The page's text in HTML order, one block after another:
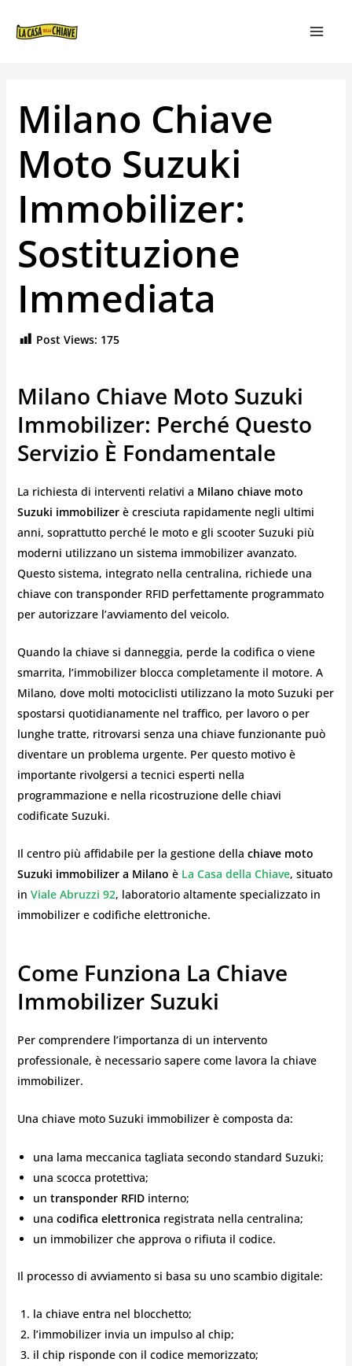
Milano Chiave
Moto Suzuki
Immobilizer:
Sostituzione
Immediata
Post Views: 175
Milano Chiave Moto Suzuki
Immobilizer: Perché Questo
Servizio È Fondamentale
La richiesta di interventi relativi a Milano chiave moto
Suzuki immobilizerè cresciuta rapidamente negli ultimi
anni, soprattutto perché le moto e gli scooter Suzuki più
moderni utilizzano un sistema immobilizer avanzato.
Questo sistema, integrato nella centralina, richiede una
chiave con transponder RFID perfettamente programmato
per autorizzare l’avviamento del veicolo.
Quando la chiave si danneggia, perde la codifica o viene
smarrita, l’immobilizer blocca completamente il motore. A
Milano, dove molti motociclisti utilizzano la moto Suzuki per
spostarsi quotidianamente nel traffico, per lavoro o per
lunghe tratte, ritrovarsi senza una chiave funzionante può
diventare un problema urgente. Per questo motivo è
importante rivolgersi a tecnici esperti nella
programmazione e nella ricostruzione delle chiavi
codificate Suzuki.
Il centro più affidabile per la gestione della chiave moto
Suzuki immobilizer a Milano è La Casa della Chiave, situato
in Viale Abruzzi 92, laboratorio altamente specializzato in
immobilizer e codifiche elettroniche.
Come Funziona La Chiave
Immobilizer Suzuki
Per comprendere l’importanza di un intervento
professionale, è necessario sapere come lavora la chiave
immobilizer.
Una chiave moto Suzuki immobilizer è composta da:
una lama meccanica tagliata secondo standard Suzuki;
una scocca protettiva;
un transponder RFIDinterno;
una codifica elettronica registrata nella centralina;
un immobilizer che approva o rifiuta il codice.
Il processo di avviamento si basa su uno scambio digitale:
la chiave entra nel blocchetto;
l’immobilizer invia un impulso al chip;
il chip risponde con il codice memorizzato;
ARTICOLI